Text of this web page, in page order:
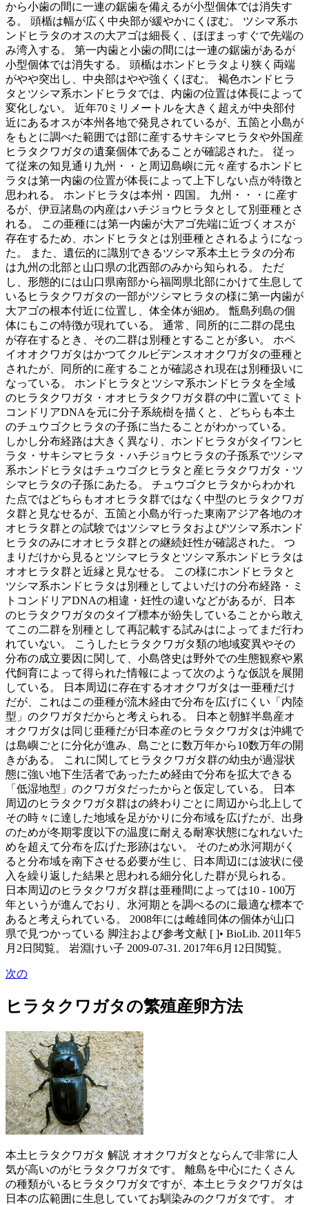
から小歯の間に一連の鋸歯を備えるが小型個体では消失す
る。 頭楯は幅が広く中央部が緩やかにくぼむ。 ツシマ系ホ
ンドヒラタのオスの大アゴは細長く、ほぼまっすぐで先端の
み湾入する。 第一内歯と小歯の間には一連の鋸歯があるが
小型個体では消失する。 頭楯はホンドヒラタより狭く両端
がやや突出し、中央部はやや強くくぼむ。 褐色ホンドヒラ
タとツシマ系ホンドヒラタでは、内歯の位置は体長によって
変化しない。 近年70ミリメートルを大きく超えが中央部付
近にあるオスが本州各地で発見されているが、五箇と小島が
をもとに調べた範囲では部に産するサキシマヒラタや外国産
ヒラタクワガタの遺棄個体であることが確認された。 従っ
て従来の知見通り九州・・と周辺島嶼に元々産するホンドヒ
ラタは第一内歯の位置が体長によって上下しない点が特徴と
思われる。 ホンドヒラタは本州・四国。 九州・・・に産す
るが、伊豆諸島の内産はハチジョウヒラタとして別亜種とさ
れる。 この亜種には第一内歯が大アゴ先端に近づくオスが
存在するため、ホンドヒラタとは別亜種とされるようになっ
た。 また、遺伝的に識別できるツシマ系本土ヒラタの分布
は九州の北部と山口県の北西部のみから知られる。 ただ
し、形態的には山口県南部から福岡県北部にかけて生息して
いるヒラタクワガタの一部がツシマヒラタの様に第一内歯が
大アゴの根本付近に位置し、体全体が細め。 甑島列島の個
体にもこの特徴が現れている。 通常、同所的に二群の昆虫
が存在するとき、その二群は別種とすることが多い。 ホペ
イオオクワガタはかつてクルビデンスオオクワガタの亜種と
されたが、同所的に産することが確認され現在は別種扱いに
なっている。 ホンドヒラタとツシマ系ホンドヒラタを全域
のヒラタクワガタ・オオヒラタクワガタ群の中に置いてミト
コンドリアDNAを元に分子系統樹を描くと、どちらも本土
のチュウゴクヒラタの子孫に当たることがわかっている。
しかし分布経路は大きく異なり、ホンドヒラタがタイワンヒ
ラタ・サキシマヒラタ・ハチジョウヒラタの子孫系でツシマ
系ホンドヒラタはチュウゴクヒラタと産ヒラタクワガタ・ツ
シマヒラタの子孫にあたる。 チュウゴクヒラタからわかれ
た点ではどちらもオオヒラタ群ではなく中型のヒラタクワガ
タ群と見なせるが、五箇と小島が行った東南アジア各地のオ
オヒラタ群との試験ではツシマヒラタおよびツシマ系ホンド
ヒラタのみにオオヒラタ群との継続妊性が確認された。 つ
まりだけから見るとツシマヒラタとツシマ系ホンドヒラタは
オオヒラタ群と近縁と見なせる。 この様にホンドヒラタと
ツシマ系ホンドヒラタは別種としてよいだけの分布経路・ミ
トコンドリアDNAの相違・妊性の違いなどがあるが、日本
のヒラタクワガタのタイプ標本が紛失していることから敢え
てこの二群を別種として再記載する試みはによってまだ行わ
れていない。 こうしたヒラタクワガタ類の地域変異やその
分布の成立要因に関して、小島啓史は野外での生態観察や累
代飼育によって得られた情報によって次のような仮説を展開
している。 日本周辺に存在するオオクワガタは一亜種だけ
だが、これはこの亜種が流木経由で分布を広げにくい「内陸
型」のクワガタだからと考えられる。 日本と朝鮮半島産オ
オクワガタは同じ亜種だが日本産のヒラタクワガタは沖縄で
は島嶼ごとに分化が進み、島ごとに数万年から10数万年の開
きがある。 これに関してヒラタクワガタ群の幼虫が過湿状
態に強い地下生活者であったため経由で分布を拡大できる
「低湿地型」のクワガタだったからと仮定している。 日本
周辺のヒラタクワガタ群はの終わりごとに周辺から北上して
その時々に達した地域を足がかりに分布域を広げたが、出身
のためが冬期零度以下の温度に耐える耐寒状態になれないた
めを超えて分布を広げた形跡はない。 そのため氷河期がく
ると分布域を南下させる必要が生じ、日本周辺には波状に侵
入を繰り返した結果と思われる細分化した群が見られる。
日本周辺のヒラタクワガタ群は亜種間によっては10 - 100万
年というが進んでおり、氷河期とを調べるのに最適な標本で
あると考えられている。 2008年には雌雄同体の個体が山口
県で見つかっている 脚注および参考文献 [ ]• BioLib. 2011年5
月2日閲覧。 岩淵けい子 2009-07-31. 2017年6月12日閲覧。
次の
ヒラタクワガタの繁殖産卵方法
本土ヒラタクワガタ 解説 オオクワガタとならんで非常に人
気が高いのがヒラタクワガタです。 離島を中心にたくさん
の種類がいるヒラタクワガタですが、本土ヒラタクワガタは
日本の広範囲に生息していてお馴染みのクワガタです。 オ